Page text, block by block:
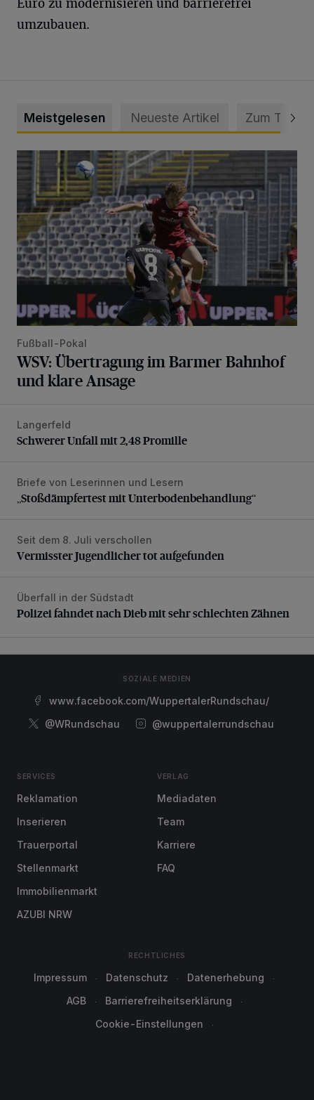
Euro zu modernisieren und barrierefrei
umzubauen.
Meistgelesen Neueste Artikel Zum Thema
WSV: Übertragung im Barmer Bahnhof und klare Ansage
Fußball-Pokal
WSV: Übertragung im Barmer Bahnhof
und klare Ansage
Schwerer Unfall mit 2,48 Promille
Langerfeld
Schwerer Unfall mit 2,48 Promille
„Stoßdämpfertest mit Unterbodenbehandlung“
Briefe von Leserinnen und Lesern
„Stoßdämpfertest mit Unterbodenbehandlung“
Vermisster Jugendlicher tot aufgefunden
Seit dem 8. Juli verschollen
Vermisster Jugendlicher tot aufgefunden
Polizei fahndet nach Dieb mit sehr schlechten Zähnen
Überfall in der Südstadt
Polizei fahndet nach Dieb mit sehr schlechten Zähnen
SOZIALE MEDIEN
www.facebook.com/WuppertalerRundschau/
@WRundschau
@wuppertalerrundschau
SERVICES
Reklamation
Inserieren
Trauerportal
Stellenmarkt
Immobilienmarkt
AZUBI NRW
VERLAG
Mediadaten
Team
Karriere
FAQ
RECHTLICHES
Impressum Datenschutz
Datenerhebung
AGB
Barrierefreiheitserklärung
Cookie-Einstellungen